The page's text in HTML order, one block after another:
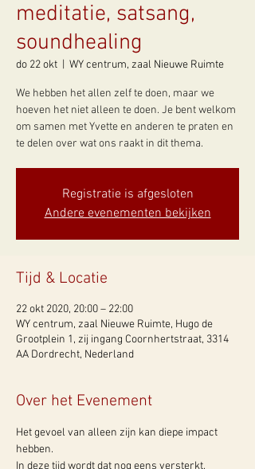
meditatie, satsang,
soundhealing
do 22 okt WY centrum, zaal Nieuwe Ruimte
We hebben het allen zelf te doen, maar we
hoeven het niet alleen te doen. Je bent welkom
om samen met Yvette en anderen te praten en
te delen over wat ons raakt in dit thema.
Registratie is afgesloten
Andere evenementen bekijken
Tijd & Locatie
22 okt 2020, 20:00 – 22:00
WY centrum, zaal Nieuwe Ruimte, Hugo de
Grootplein 1, zij ingang Coornhertstraat, 3314
AA Dordrecht, Nederland
Over het Evenement
Het gevoel van alleen zijn kan diepe impact
hebben.
In deze tijd wordt dat nog eens versterkt.